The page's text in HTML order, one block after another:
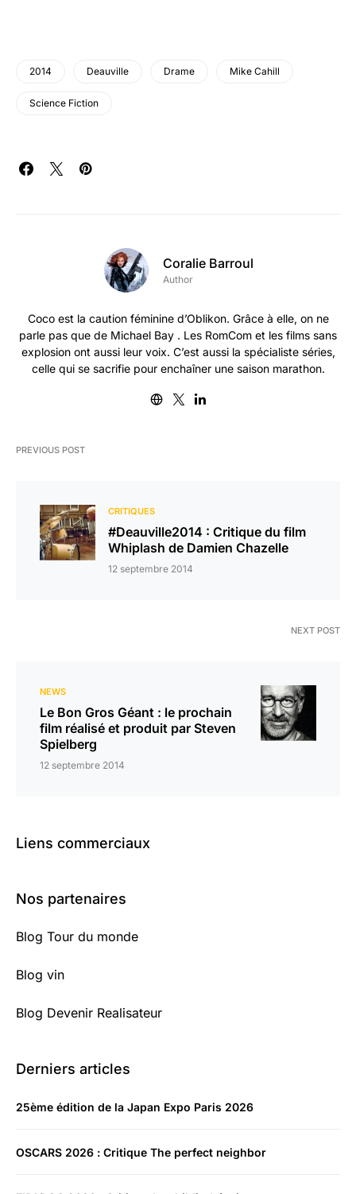
2014 Deauville Drame Mike Cahill
Science Fiction
Coralie Barroul
Author
Coco est la caution féminine d’Oblikon. Grâce à elle, on ne
parle pas que de Michael Bay . Les RomCom et les films sans
explosion ont aussi leur voix. C’est aussi la spécialiste séries,
celle qui se sacrifie pour enchaîner une saison marathon.
PREVIOUS POST
CRITIQUES
#Deauville2014 : Critique du film
Whiplash de Damien Chazelle
12 septembre 2014
NEXT POST
NEWS
Le Bon Gros Géant : le prochain
film réalisé et produit par Steven
Spielberg
12 septembre 2014
Liens commerciaux
Nos partenaires
Blog Tour du monde
Blog vin
Blog Devenir Realisateur
Derniers articles
25ème édition de la Japan Expo Paris 2026
OSCARS 2026 : Critique The perfect neighbor